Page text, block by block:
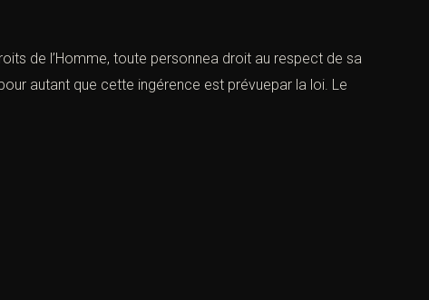
de l’Homme, toute personnea droit au respect de sa
autant que cette ingérence est prévuepar la loi. Le